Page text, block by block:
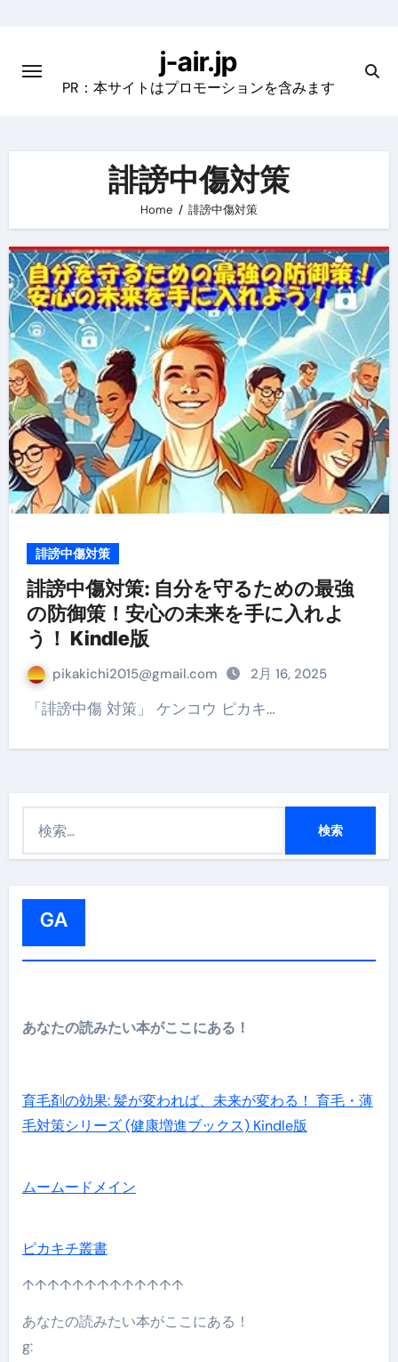
content
j-air.jp
PR：本サイトはプロモーションを含みます
誹謗中傷対策
Home 誹謗中傷対策
誹謗中傷対策
誹謗中傷対策: 自分を守るための最強
の防御策！安心の未来を手に入れよ
う！ Kindle版
pikakichi2015@gmail.com 2月 16, 2025
「誹謗中傷 対策」 ケンコウ ピカキ…
GA
あなたの読みたい本がここにある！
育毛剤の効果: 髪が変われば、未来が変わる！ 育毛・薄
毛対策シリーズ (健康増進ブックス) Kindle版
ムームードメイン
ピカキチ叢書
↑↑↑↑↑↑↑↑↑↑↑↑↑
あなたの読みたい本がここにある！
g: